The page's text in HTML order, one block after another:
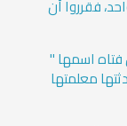
فقرروا أن
فتاه اسمها "
معلمتها